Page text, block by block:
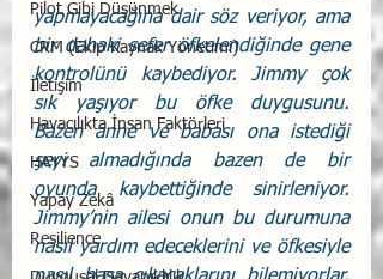
Pilot Gibi Düşünmek
CRM (Ekip Kaynak Yönetimi)
İletişim
Havacılıkta İnsan Faktörleri
HAYYS
Yapay Zekâ
Resilience
yapmayacağına dair söz veriyor, ama
bir dahaki sefer öfkelendiğinde gene
kontrolünü kaybediyor. Jimmy çok
sık yaşıyor bu öfke duygusunu.
Bazen anne ve babası ona istediği
şeyi almadığında bazen de bir
oyunda kaybettiğinde sinirleniyor.
Jimmy’nin ailesi onun bu durumuna
nasıl yardım edeceklerini ve öfkesiyle